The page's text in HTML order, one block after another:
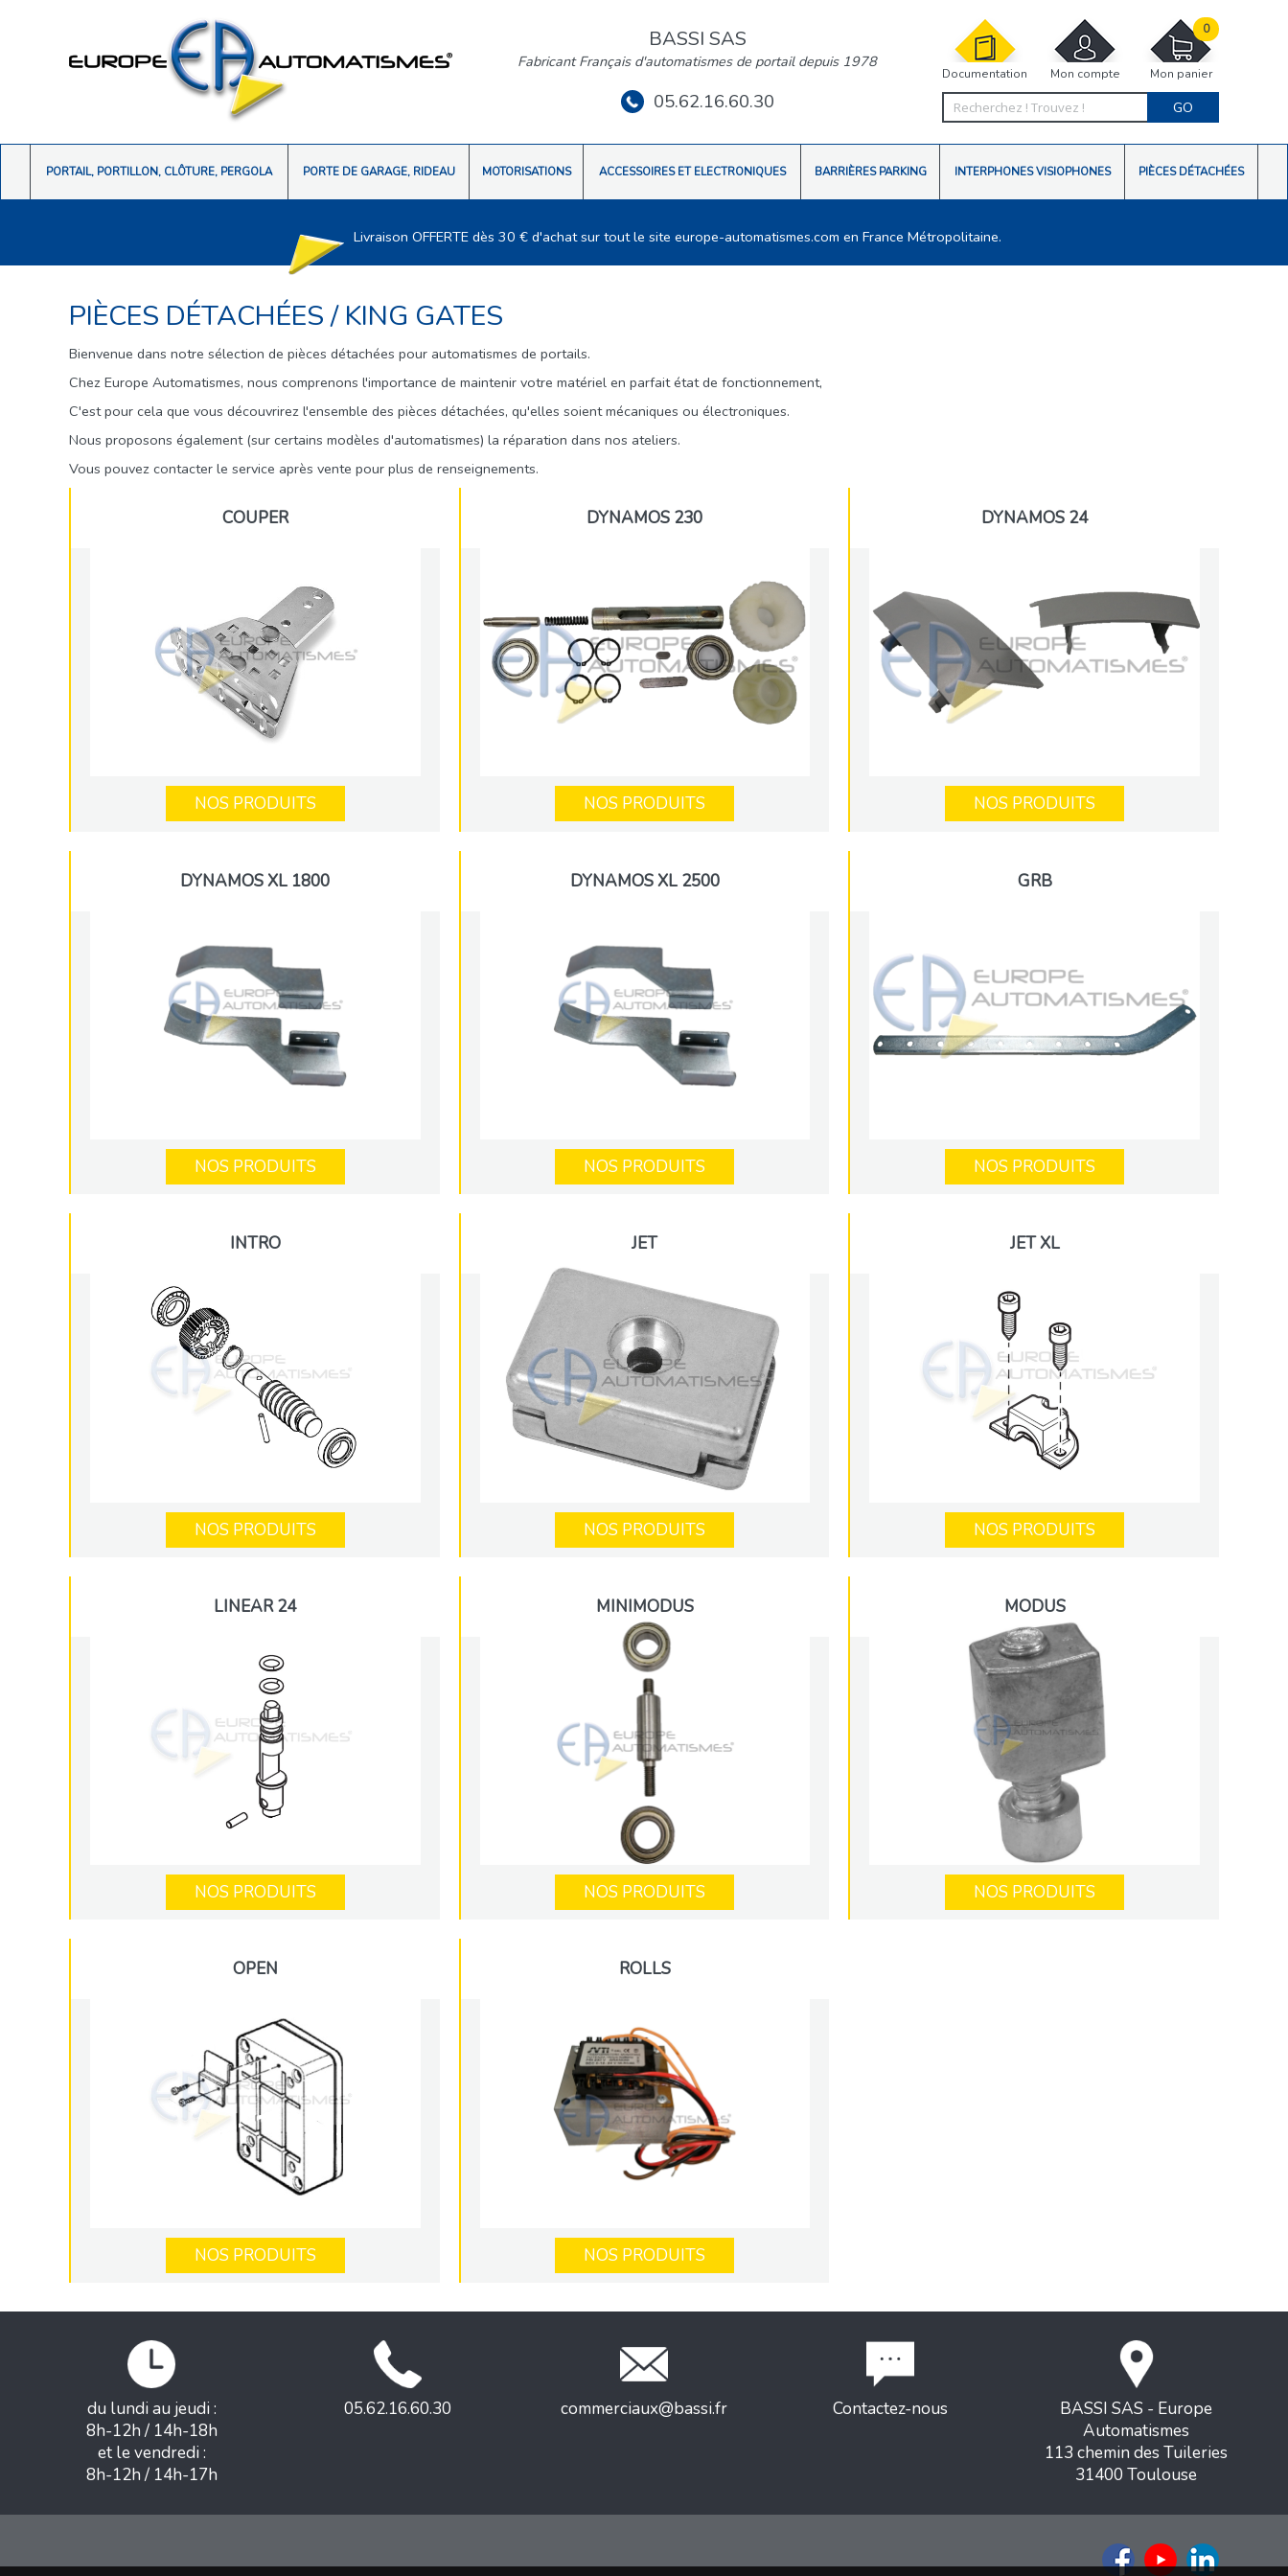
Documentation Mon compte Mon panier
0
GO
BASSI SAS
Fabricant Français d'automatismes de portail depuis 1978
05.62.16.60.30
PORTAIL, PORTILLON, CLÔTURE, PERGOLA PORTE DE GARAGE, RIDEAU MOTORISATIONS ACCESSOIRES ET ELECTRONIQUES BARRIÈRES PARKING INTERPHONES VISIOPHONES PIÈCES DÉTACHÉES
Livraison OFFERTE dès 30 € d'achat sur tout le site europe-automatismes.com en France Métropolitaine.
PIÈCES DÉTACHÉES/ KING GATES
Bienvenue dans notre sélection de pièces détachées pour automatismes de portails.
Chez Europe Automatismes, nous comprenons l'importance de maintenir votre matériel en parfait état de fonctionnement,
C'est pour cela que vous découvrirez l'ensemble des pièces détachées, qu'elles soient mécaniques ou électroniques.
Nous proposons également (sur certains modèles d'automatismes) la réparation dans nos ateliers.
Vous pouvez contacter le service après vente pour plus de renseignements.
COUPER
NOS PRODUITS
DYNAMOS 230
NOS PRODUITS
DYNAMOS 24
NOS PRODUITS
DYNAMOS XL 1800
NOS PRODUITS
DYNAMOS XL 2500
NOS PRODUITS
GRB
NOS PRODUITS
INTRO
NOS PRODUITS
JET
NOS PRODUITS
JET XL
NOS PRODUITS
LINEAR 24
NOS PRODUITS
MINIMODUS
NOS PRODUITS
MODUS
NOS PRODUITS
OPEN
NOS PRODUITS
ROLLS
NOS PRODUITS
du lundi au jeudi :
8h-12h / 14h-18h
et le vendredi :
8h-12h / 14h-17h
05.62.16.60.30 commerciaux@bassi.fr Contactez-nous
BASSI SAS - Europe
Automatismes
113 chemin des Tuileries
31400 Toulouse